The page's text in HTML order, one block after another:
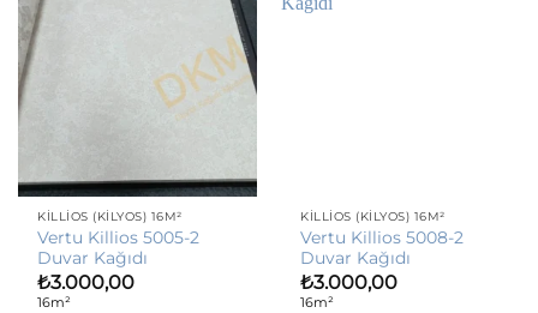
KILLIOS (KILYOS) 16M²
Vertu Killios 5005-2
Duvar Kağıdı
₺3.000,00
16m²
KILLIOS (KILYOS) 16M²
Vertu Killios 5008-2
Duvar Kağıdı
₺3.000,00
16m²